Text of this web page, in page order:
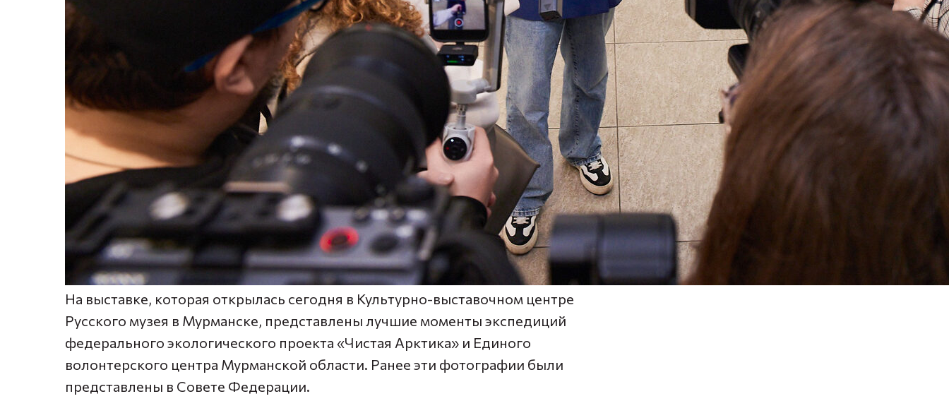
На выставке, которая открылась сегодня в Культурно-выставочном центре
Русского музея в Мурманске, представлены лучшие моменты экспедиций
федерального экологического проекта «Чистая Арктика» и Единого
волонтерского центра Мурманской области. Ранее эти фотографии были
представлены в Совете Федерации.